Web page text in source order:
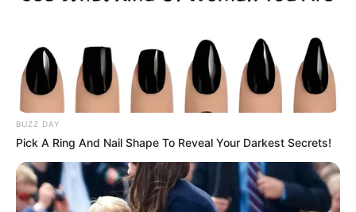
BUZZ DAY
Pick A Ring And Nail Shape To Reveal Your Darkest Secrets!